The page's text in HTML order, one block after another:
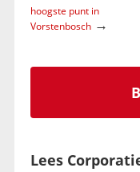
hoogste punt in
Vorstenbosch→
Lees